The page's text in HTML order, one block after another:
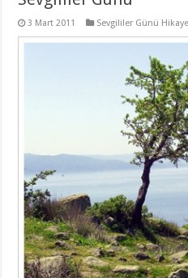
3 Mart 2011 Sevgililer Günü